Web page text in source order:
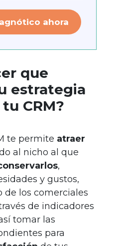
ahora
que
estrategia
CRM?
te permite atraer
al nicho al que
,
y gustos,
de los comerciales
de indicadores
tomar las
para